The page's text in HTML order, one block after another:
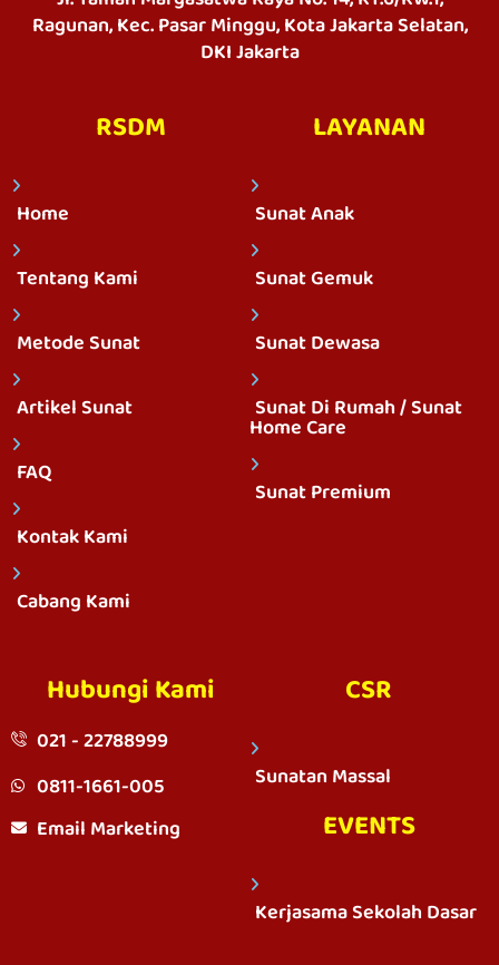
Ragunan, Kec. Pasar Minggu, Kota Jakarta Selatan,
DKI Jakarta
RSDM
Home
Tentang Kami
Metode Sunat
Artikel Sunat
FAQ
Kontak Kami
Cabang Kami
LAYANAN
Sunat Anak
Sunat Gemuk
Sunat Dewasa
Sunat Di Rumah / Sunat
Home Care
Sunat Premium
Hubungi Kami
021 - 22788999
0811-1661-005
Email Marketing
CSR
Sunatan Massal
EVENTS
Kerjasama Sekolah Dasar